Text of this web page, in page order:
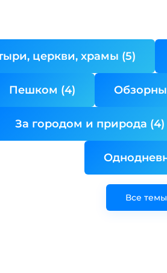
церкви, храмы (5)
Пешком (4)
За городом и природа (4)
Все